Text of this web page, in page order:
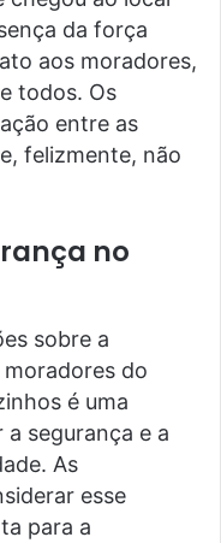
da força
aos moradores,
todos. Os
entre as
felizmente, não
no
sobre a
do
é uma
segurança e a
As
esse
para a